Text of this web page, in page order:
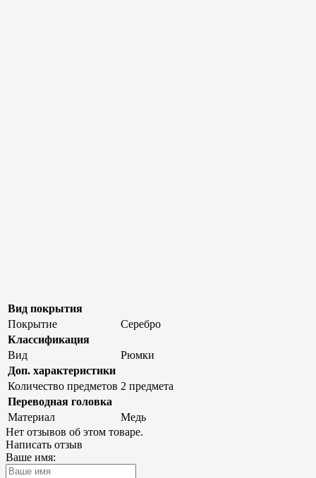
Вид покрытия
Покрытие
Серебро
Классификация
Вид
Рюмки
Доп. характеристики
Количество предметов 2 предмета
Переводная головка
Материал
Медь
Нет отзывов об этом товаре.
Написать отзыв
Ваше имя: